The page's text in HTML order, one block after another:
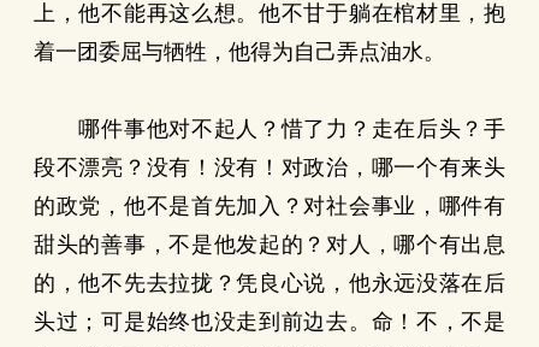
上，他不能再这么想。他不甘于躺在棺材里，抱
着一团委屈与牺牲，他得为自己弄点油水。
哪件事他对不起人？惜了力？走在后头？手
段不漂亮？没有！没有！对政治，哪一个有来头
的政党，他不是首先加入？对社会事业，哪件有
甜头的善事，不是他发起的？对人，哪个有出息
的，他不先去拉拢？凭良心说，他永远没落在后
头过；可是始终也没走到前边去。命！不，不是